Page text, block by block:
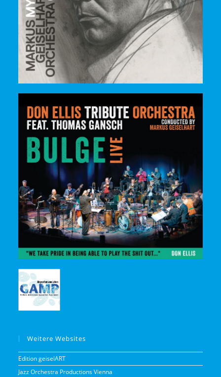
Weitere Websites
Edition geiselART
Jazz Orchestra Productions Vienna